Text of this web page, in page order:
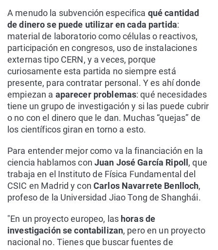
A menudo la subvención especifica qué cantidad
de dinero se puede utilizar en cada partida:
material de laboratorio como células o reactivos,
participación en congresos, uso de instalaciones
externas tipo CERN, y a veces, porque
curiosamente esta partida no siempre está
presente, para contratar personal. Y es ahí donde
empiezan a aparecer problemas: qué necesidades
tiene un grupo de investigación y si las puede cubrir
o no con el dinero que le dan. Muchas “quejas” de
los científicos giran en torno a esto.
Para entender mejor como va la financiación en la
ciencia hablamos con Juan José García Ripoll , que
trabaja en el Instituto de Física Fundamental del
CSIC en Madrid y con Carlos Navarrete Benlloch,
profeso de la Universidad Jiao Tong de Shanghái.
"En un proyecto europeo, las horas de
investigación se contabilizan, pero en un proyecto
nacional no. Tienes que buscar fuentes de